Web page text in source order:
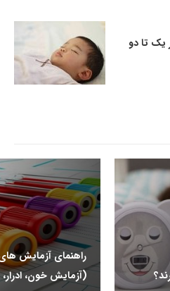
یک تا دو
راهنمای آزمایش
(آزمایش خون،